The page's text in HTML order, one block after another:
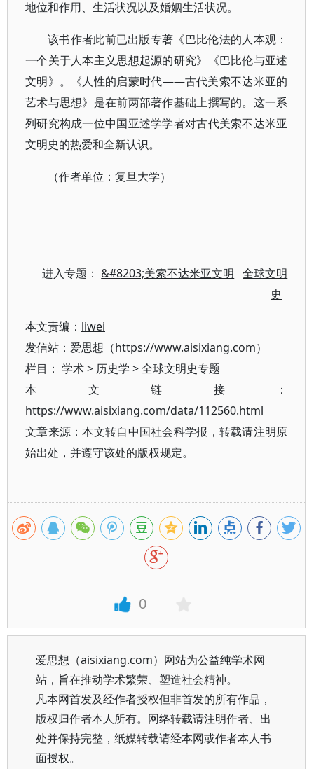
地位和作用、生活状况以及婚姻生活状况。
该书作者此前已出版专著《巴比伦法的人本观：
一个关于人本主义思想起源的研究》《巴比伦与亚述
文明》。《人性的启蒙时代——古代美索不达米亚的
艺术与思想》是在前两部著作基础上撰写的。这一系
列研究构成一位中国亚述学学者对古代美索不达米亚
文明史的热爱和全新认识。
（作者单位：复旦大学）
进入专题：&#8203;美索不达米亚文明
全球文明
史
本文责编： liwei
发信站：爱思想（https://www.aisixiang.com）
栏目： 学术> 历史学 >全球文明史专题
本文链接：
https://www.aisixiang.com/data/112560.html
文章来源：本文转自中国社会科学报，转载请注明原
始出处，并遵守该处的版权规定。
0
爱思想（aisixiang.com）网站为公益纯学术网
站，旨在推动学术繁荣、塑造社会精神。
凡本网首发及经作者授权但非首发的所有作品，
版权归作者本人所有。网络转载请注明作者、出
处并保持完整，纸媒转载请经本网或作者本人书
面授权。